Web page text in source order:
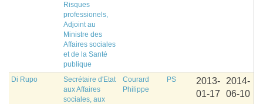
Risques
professionels,
Adjoint au
Ministre des
Affaires sociales
et de la Santé
publique
Di Rupo
Secrétaire d'Etat
aux Affaires
sociales, aux
Courard
Philippe
PS
2013-
01-17
2014-
06-10